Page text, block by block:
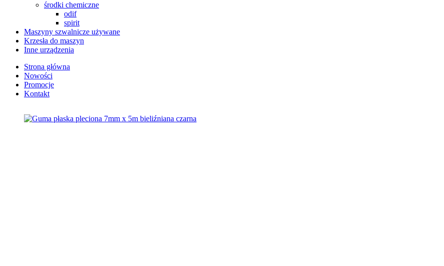
środki chemiczne
odif
spirit
Maszyny szwalnicze używane
Krzesła do maszyn
Inne urządzenia
Strona główna
Nowości
Promocje
Kontakt